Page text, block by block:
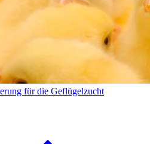
für die Geflügelzucht